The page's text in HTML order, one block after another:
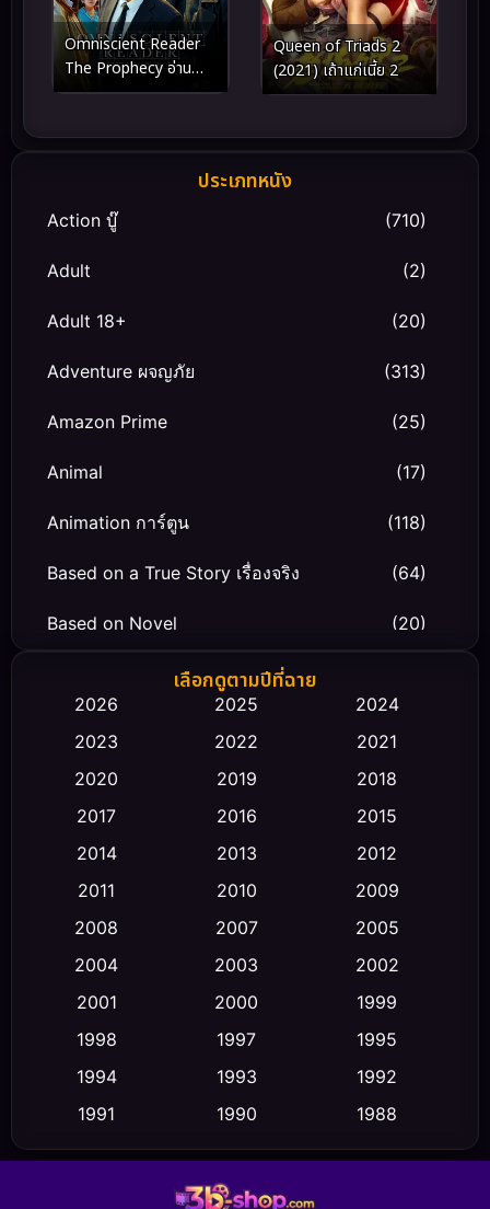
Omniscient Reader
The Prophecy อ่าน
ชะตาวันสิ้นโลก (2025)
Queen of Triads 2
(2021) เถ้าแก่เนี้ย 2
ประเภทหนัง
Action บู๊ (710)
Adult (2)
Adult 18+ (20)
Adventure ผจญภัย (313)
Amazon Prime (25)
Animal (17)
Animation การ์ตูน (118)
Based on a True Story เรื่องจริง (64)
Based on Novel (20)
Biography ชีวิตจริง
Classic หนังคลาสสิก (23)
Comedy ตลก (458)
Conspiracy
Crime อาชญากรรม (347)
Culture (23)
Dance เต้น
เลือกดูตามปีที่ฉาย
2026 2025
2024
2023
2022
2021
2020
2019
2018
2017
2016
2015
2014
2013
2012
2011
2010
2009
2008
2007
2005
2004
2003
2002
2001
2000
1999
1998
1997
1995
1994
1993
1992
1991
1990
1988
1986
1985
1983
1981